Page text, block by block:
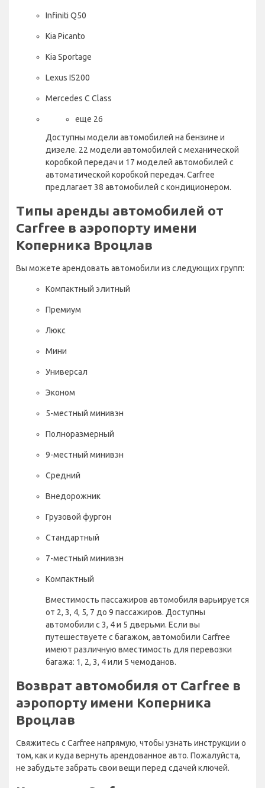
Infiniti Q50
Kia Picanto
Kia Sportage
Lexus IS200
Mercedes C Class
еще 26
Доступны модели автомобилей на бензине и
дизеле. 22 модели автомобилей с механической
коробкой передач и 17 моделей автомобилей с
автоматической коробкой передач. Carfree
предлагает 38 автомобилей с кондиционером.
Типы аренды автомобилей от
Carfree в аэропорту имени
Коперника Вроцлав
Вы можете арендовать автомобили из следующих групп:
Компактный элитный
Премиум
Люкс
Мини
Универсал
Эконом
5-местный минивэн
Полноразмерный
9-местный минивэн
Средний
Внедорожник
Грузовой фургон
Стандартный
7-местный минивэн
Компактный
Вместимость пассажиров автомобиля варьируется
от 2, 3, 4, 5, 7 до 9 пассажиров. Доступны
автомобили с 3, 4 и 5 дверьми. Если вы
путешествуете с багажом, автомобили Carfree
имеют различную вместимость для перевозки
багажа: 1, 2, 3, 4 или 5 чемоданов.
Возврат автомобиля от Carfree в
аэропорту имени Коперника
Вроцлав
Свяжитесь с Carfree напрямую, чтобы узнать инструкции о
том, как и куда вернуть арендованное авто. Пожалуйста,
не забудьте забрать свои вещи перед сдачей ключей.